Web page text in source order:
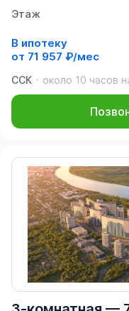
Этаж
В ипотеку
от 71 957 ₽/мес
ССК
около 10 часов